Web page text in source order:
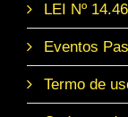
LEI Nº
Eventos
Termo de